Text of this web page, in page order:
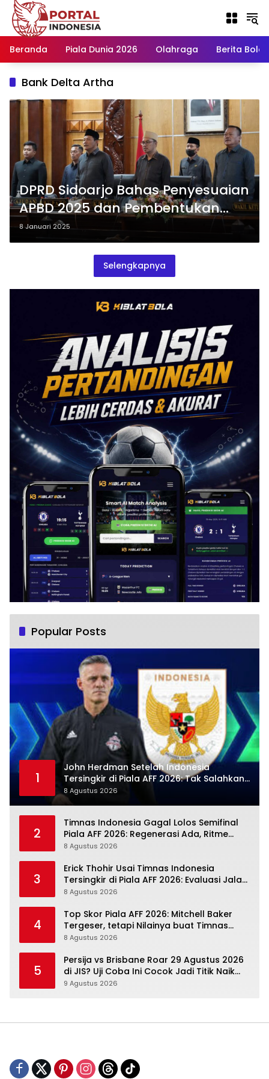
Langsung
konten
Beranda
Piala Dunia 2026 Olahraga Berita Bola
Bank Delta Artha
DPRD Sidoarjo Bahas Penyesuaian
APBD 2025 dan Pembentukan
Bank Delta Artha di Rapat
Paripurna
8 Januari 2025
Selengkapnya
Popular Posts
1
John Herdman Setelah Indonesia
Tersingkir di Piala AFF 2026: Tak Salahkan
Wasit, Mitchell Baker Tetap Jadi Modal
8 Agustus 2026
2
Timnas Indonesia Gagal Lolos Semifinal
Piala AFF 2026: Regenerasi Ada, Ritme
Kompetisi Masih Harus Mengejar
8 Agustus 2026
3
Erick Thohir Usai Timnas Indonesia
Tersingkir di Piala AFF 2026: Evaluasi Jalan,
Agenda Berikutnya Sudah Dekat
8 Agustus 2026
4
Top Skor Piala AFF 2026: Mitchell Baker
Tergeser, tetapi Nilainya buat Timnas
Indonesia Justru Naik
8 Agustus 2026
5
Persija vs Brisbane Roar 29 Agustus 2026
di JIS? Uji Coba Ini Cocok Jadi Titik Naik
Macan Kemayoran
9 Agustus 2026